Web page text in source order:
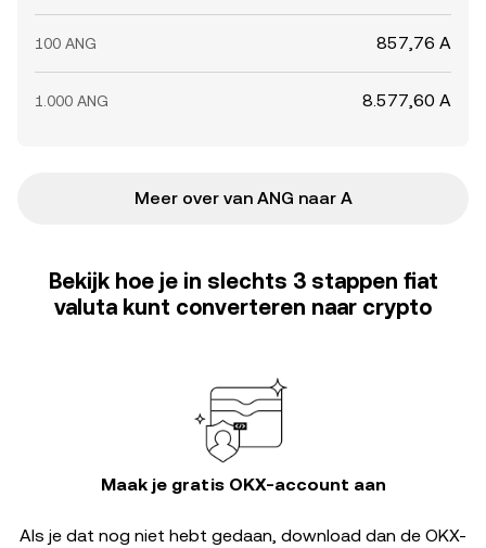
100 ANG 857,76 A
1.000 ANG 8.577,60 A
Meer over van ANG naar A
Bekijk hoe je in slechts 3 stappen fiat
valuta kunt converteren naar crypto
Maak je gratis OKX-account aan
Als je dat nog niet hebt gedaan, download dan de OKX-